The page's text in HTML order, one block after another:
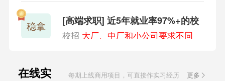
加的高端校招就业品牌
879人查看
稳拿
[高端求职] 近5年就业率97%+的校
招班
校招 大厂、中厂和小公司要求不同
在线实
每期上线商用项目，可直接作实习经历 更多